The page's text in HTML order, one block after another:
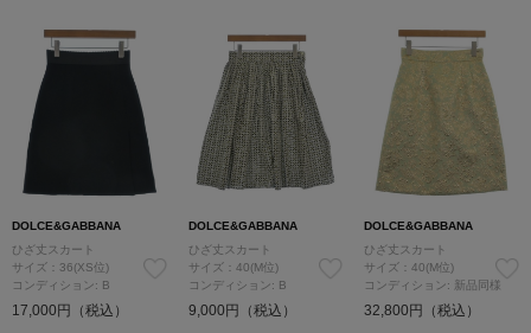
DOLCE&GABBANA
ひざ丈スカート
サイズ：36(XS位)
コンディション: B
17,000円（税込）
DOLCE&GABBANA
ひざ丈スカート
サイズ：40(M位)
コンディション: B
9,000円（税込）
DOLCE&GABBANA
ひざ丈スカート
サイズ：40(M位)
コンディション: 新品同様
32,800円（税込）